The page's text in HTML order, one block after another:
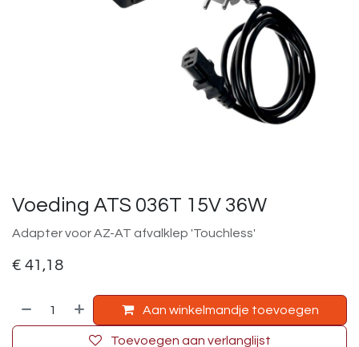
Voeding ATS 036T 15V 36W
Adapter voor AZ-AT afvalklep 'Touchless'
€ 41,18
Aan winkelmandje toevoegen
Toevoegen aan verlanglijst